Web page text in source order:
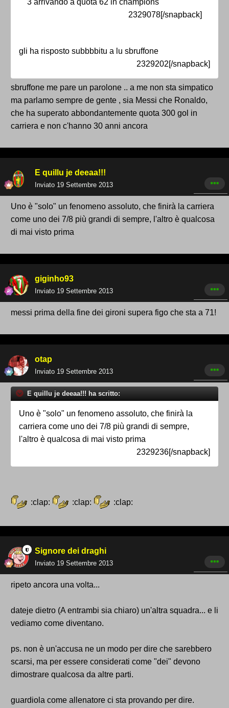
3 arrivando a quota 62 in champions
2329078[/snapback]
gli ha risposto subbbbitu a lu sbruffone
2329202[/snapback]
sbruffone me pare un parolone .. a me non sta simpatico
ma parlamo sempre de gente , sia Messi che Ronaldo,
che ha superato abbondantemente quota 300 gol in
carriera e non c'hanno 30 anni ancora
E quillu je deeaa!!!
Inviato 19 Settembre 2013
Uno è "solo" un fenomeno assoluto, che finirà la carriera
come uno dei 7/8 più grandi di sempre, l'altro è qualcosa
di mai visto prima
giginho93
Inviato 19 Settembre 2013
messi prima della fine dei gironi supera figo che sta a 71!
otap
Inviato 19 Settembre 2013
E quillu je deeaa!!! ha scritto:
Uno è "solo" un fenomeno assoluto, che finirà la
carriera come uno dei 7/8 più grandi di sempre,
l'altro è qualcosa di mai visto prima
2329236[/snapback]
:clap: :clap: :clap:
Signore dei draghi
Inviato 19 Settembre 2013
ripeto ancora una volta...
dateje dietro (A entrambi sia chiaro) un'altra squadra... e li
vediamo come diventano.
ps. non è un'accusa ne un modo per dire che sarebbero
scarsi, ma per essere considerati come "dei" devono
dimostrare qualcosa da altre parti.
guardiola come allenatore ci sta provando per dire.